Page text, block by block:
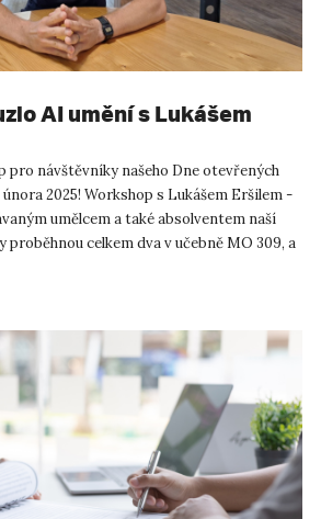
AI umění s Lukášem
pro návštěvníky našeho Dne otevřených
2025! Workshop s Lukášem Eršilem -
umělcem a také absolventem naší
proběhnou celkem dva v učebně MO 309, a